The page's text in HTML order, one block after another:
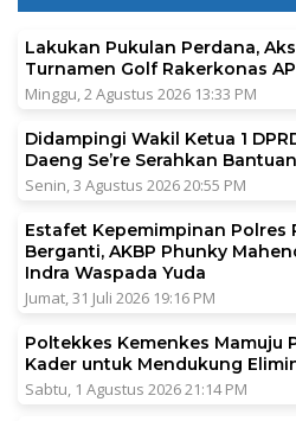
Lakukan Pukulan Perdana,
Turnamen Golf Rakerkonas
Minggu, 2 Agustus 2026 13:33 PM
Didampingi Wakil Ketua 1
Daeng Se’re Serahkan
Senin, 3 Agustus 2026 20:55 PM
Estafet Kepemimpinan Polres
Berganti, AKBP Phunky
Indra Waspada Yuda
Jumat, 31 Juli 2026 19:16 PM
Poltekkes Kemenkes Mamuju
Kader untuk Mendukung
Sabtu, 1 Agustus 2026 21:14 PM